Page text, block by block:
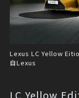
Lexus LC Yellow
自Lexus
LC Yellow